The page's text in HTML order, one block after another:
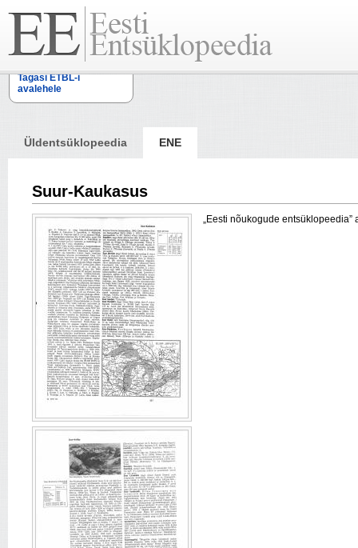
Tagasi ETBL-i
avalehele
Üldentsüklopeedia ENE
Suur-Kaukasus
„Eesti nõukogude